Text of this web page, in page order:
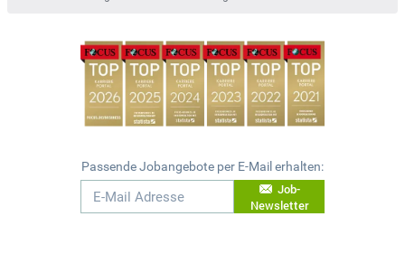
Passende Jobangebote per E-Mail erhalten:
Job-
Newsletter